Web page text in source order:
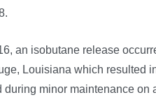
an isobutane release
Louisiana which resulted
during minor maintenance